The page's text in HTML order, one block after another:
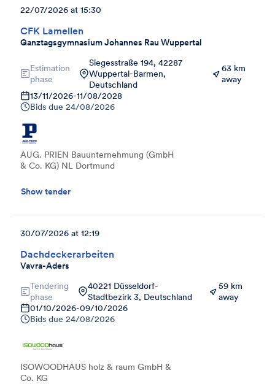
CFK Lamellen
Ganztagsgymnasium Johannes Rau Wuppertal
22/07/2026 at 15:30
Estimation
phase
Siegesstraße 194, 42287
Wuppertal-Barmen,
Deutschland
63 km
away
13/11/2026-11/08/2028
Bids due 24/08/2026
AUG. PRIEN Bauunternehmung (GmbH
& Co. KG) NL Dortmund
Show tender
Dachdeckerarbeiten
Vavra-Aders
30/07/2026 at 12:19
Tendering
phase
40221 Düsseldorf-
Stadtbezirk 3, Deutschland
59 km
away
01/10/2026-09/10/2026
Bids due 24/08/2026
ISOWOODHAUS holz & raum GmbH &
Co. KG